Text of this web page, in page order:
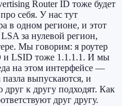
Router ID тоже будет
себя. У нас тут
в одном регионе, и этот
за нулевой регион,
Мы говорим: я роутер
и LSID тоже 1.1.1.1. И мы
на этом интерфейсе —
пазла выпускаются, и
друг к другу подходят. Как
друг другу.